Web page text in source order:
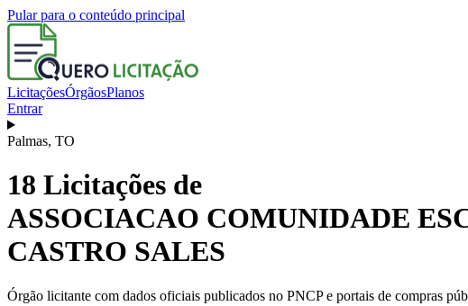
Pular para o conteúdo principal
LicitaçõesÓrgãosPlanos
Entrar
Palmas, TO
18 Licitações de
ASSOCIACAO COMUNIDADE
CASTRO SALES
Órgão licitante com dados oficiais publicados no PNCP e portais de compras